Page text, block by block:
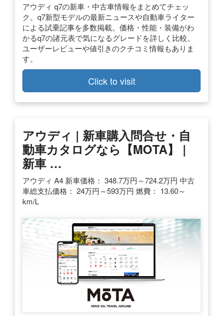
アウディ q7の新車・中古車情報をまとめてチェッ
ク。q7新型モデルの最新ニュースや自動車ライター
による試乗記事を多数掲載。価格・性能・装備がわ
かるq7の諸元表で気になるグレードを詳しく比較。
ユーザーレビューや値引きのクチコミ情報もありま
す。
Click to visit
アウディ | 新車購入問合せ・自
動車カタログなら【MOTA】 |
新車 …
アウディ A4 新車価格： 348.7万円～724.2万円 中古
車総支払価格： 24万円～593万円 燃費： 13.60～
km/L